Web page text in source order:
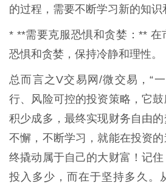
的过程，需要不断学习新的知识
* **需要克服恐惧和贪婪：** 在
恐惧和贪婪，保持冷静和理性。
总而言之V交易网/微交易，“
行、风险可控的投资策略，它鼓
积少成多，最终实现财务自由
不懈，不断学习，就能在投资
终撬动属于自己的大财富！记
投入多少，而在于坚持多久。